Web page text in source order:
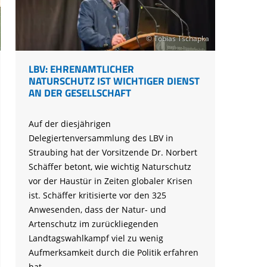
Naturschauspiel Starenschwärme
Vogel des Jahres
Die häufigsten Wintervögel
Die wichtigsten Zugvögel
Die wichtigsten Alpenvögel
Die wichtigsten Wasservögel
Leicht verwechselbar
Blühflächen anlegen
Rechtliches zum naturnahen Garten
Gärtnern ohne Torf
Gefahren durch Feuer
Gartensünden
Feuersalamander - praktische
Schutzmaßnahmen
Richtiges Verhalten bei Bodenbrütern
Geocaching: Konfliktvermeidung
Fledermaus gefundenUmweltstation Wiesmühl mit
Außenstelle Übersee
Schulgarten-Wettbewerb Bayern
Alltagskompetenzen - Schule fürs Leben
© Tobias Tschapka
LBV: EHRENAMTLICHER
NATURSCHUTZ IST WICHTIGER DIENST
AN DER GESELLSCHAFT
Auf der diesjährigen
Delegiertenversammlung des LBV in
Straubing hat der Vorsitzende Dr. Norbert
Schäffer betont, wie wichtig Naturschutz
vor der Haustür in Zeiten globaler Krisen
ist. Schäffer kritisierte vor den 325
Anwesenden, dass der Natur- und
Artenschutz im zurückliegenden
Landtagswahlkampf viel zu wenig
Aufmerksamkeit durch die Politik erfahren